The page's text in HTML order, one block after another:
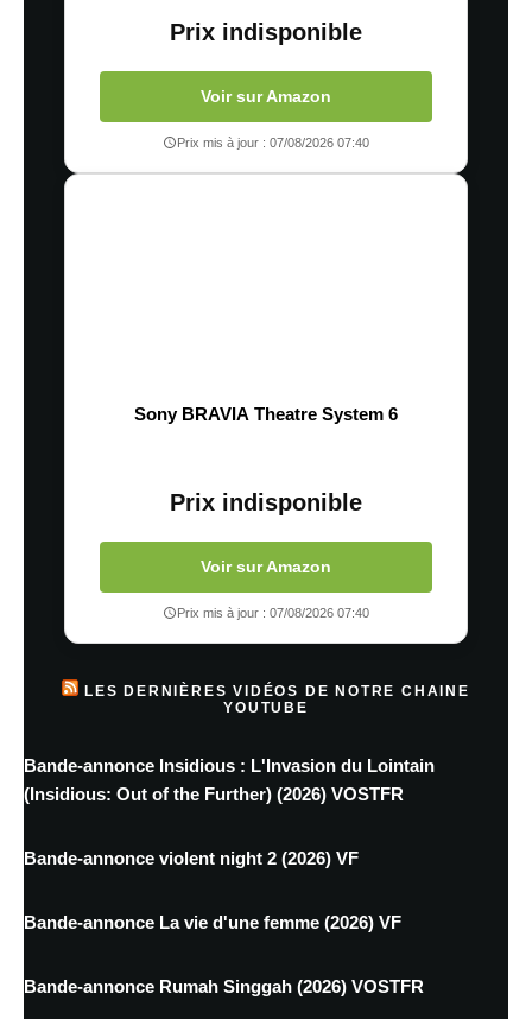
Prix indisponible
Voir sur Amazon
Prix mis à jour : 07/08/2026 07:40
Sony BRAVIA Theatre System 6
Prix indisponible
Voir sur Amazon
Prix mis à jour : 07/08/2026 07:40
LES DERNIÈRES VIDÉOS DE NOTRE CHAINE
YOUTUBE
Bande-annonce Insidious : L'Invasion du Lointain
(Insidious: Out of the Further) (2026) VOSTFR
Bande-annonce violent night 2 (2026) VF
Bande-annonce La vie d'une femme (2026) VF
Bande-annonce Rumah Singgah (2026) VOSTFR